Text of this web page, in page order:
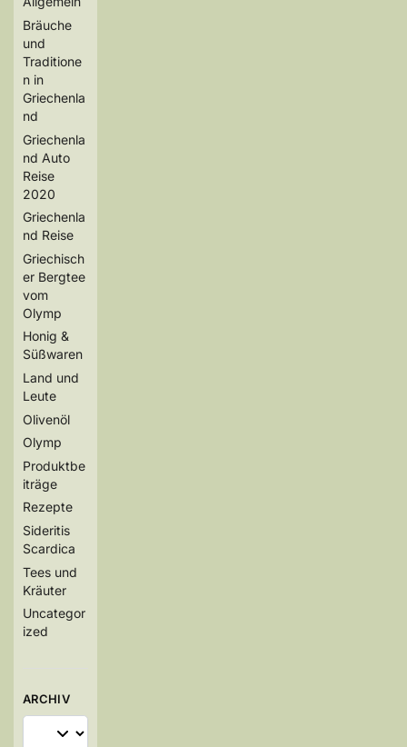
Bräuche
und
Traditione
n in
Griechenla
nd
Griechenla
nd Auto
Reise
2020
Griechenla
nd Reise
Griechisch
er Bergtee
vom
Olymp
Honig &
Süßwaren
Land und
Leute
Olivenöl
Olymp
Produktbe
iträge
Rezepte
Sideritis
Scardica
Tees und
Kräuter
Uncategor
ized
ARCHIV